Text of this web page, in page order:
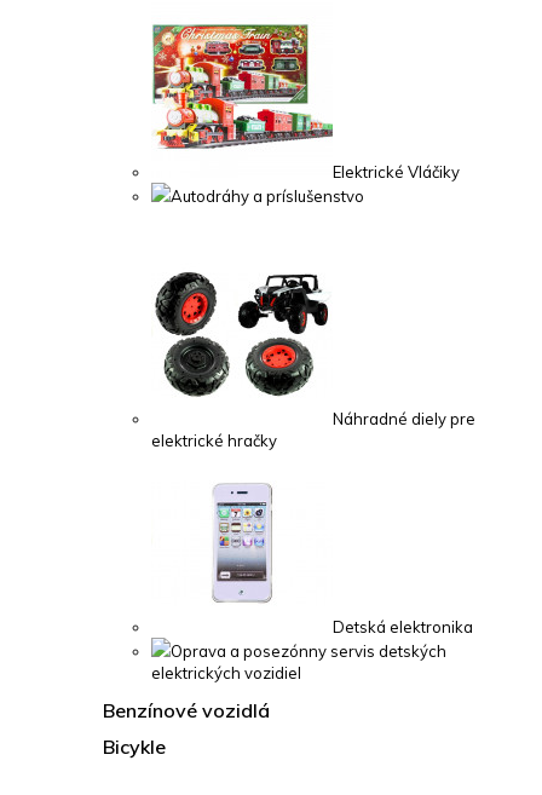
Elektrické Vláčiky
Autodráhy a príslušenstvo
Náhradné diely pre
elektrické hračky
Detská elektronika
Oprava a posezónny servis detských
elektrických vozidiel
Benzínové vozidlá
Bicykle